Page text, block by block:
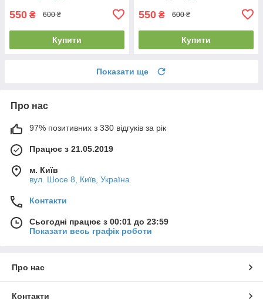
550 ₴ 600 ₴
Купити
550 ₴ 600 ₴
Купити
Показати ще
Про нас
97% позитивних з 330 відгуків за рік
Працює з 21.05.2019
м. Київ
вул. Шосе 8, Київ, Україна
Контакти
Сьогодні працює з 00:01 до 23:59
Показати весь графік роботи
Про нас
Контакти